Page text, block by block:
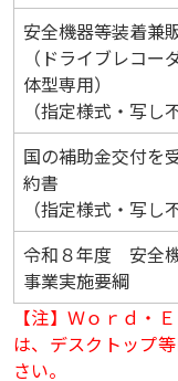
安全機器等装着兼
（ドライブレコ
体型専用）
（指定様式・写し
国の補助金交付を
約書
（指定様式・写し
令和８年度 安全
事業実施要綱
【注】Ｗｏｒｄ・
は、デスクトップ
さい。